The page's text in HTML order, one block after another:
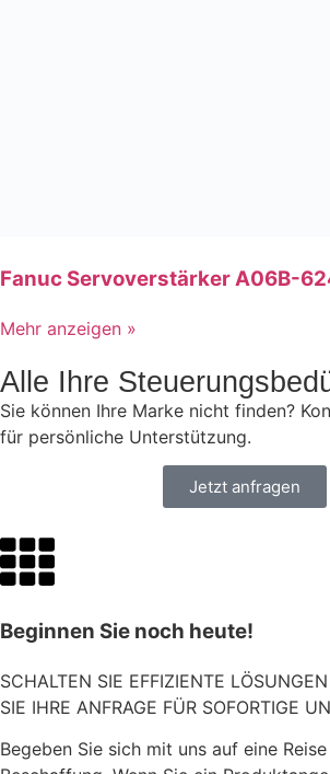
Fanuc Servoverstärker A06B-
Mehr anzeigen »
Alle Ihre
Sie können Ihre Marke nicht finden?
für persönliche Unterstützung.
Jetzt anfragen
Beginnen Sie noch heute!
SCHALTEN SIE EFFIZIENTE
SIE IHRE ANFRAGE FÜR SOFORTIGE
Begeben Sie sich mit uns auf eine